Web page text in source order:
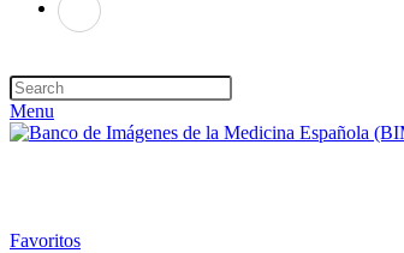
Menu
Favoritos